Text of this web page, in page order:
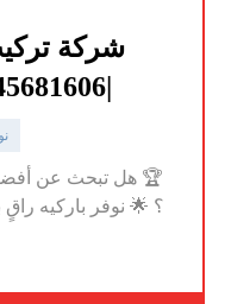
شركة
|0545681606| تركيب بلاط
🏆 هل تبحث عن
؟ 🌟 نوفر باركيه